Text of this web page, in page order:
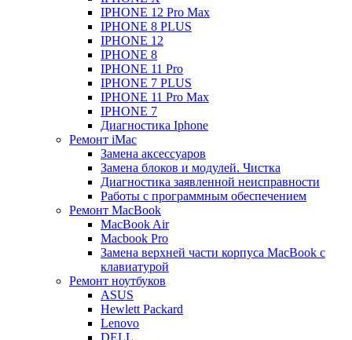
IPHONE 12 Pro Max
IPHONE 8 PLUS
IPHONE 12
IPHONE 8
IPHONE 11 Pro
IPHONE 7 PLUS
IPHONE 11 Pro Max
IPHONE 7
Диагностика Iphone
Ремонт iMac
Замена аксессуаров
Замена блоков и модулей. Чистка
Диагностика заявленной неисправности
Работы с программным обеспечением
Ремонт MacBook
MacBook Air
Macbook Pro
Замена верхней части корпуса MacBook с
клавиатурой
Ремонт ноутбуков
ASUS
Hewlett Packard
Lenovo
DELL